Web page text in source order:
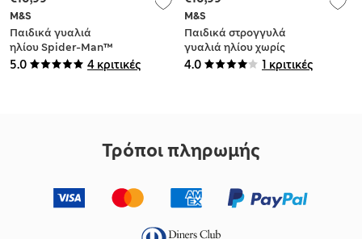
5.0 4 κριτικές
M&S
Παιδικά γυαλιά
ηλίου Spider-Man™
(S-M)
4.0 1 κριτικές
M&S
Παιδικά στρογγυλά
γυαλιά ηλίου χωρίς
σχέδιο (S-L)
Τρόποι πληρωμής